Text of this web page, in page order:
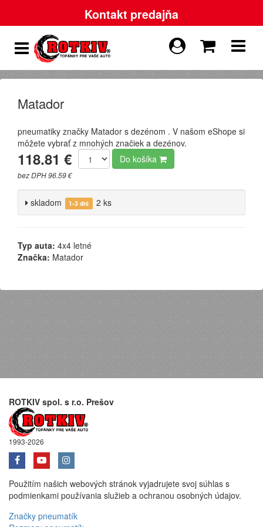
Kontakt predajňa
Matador
pneumatiky značky Matador s dezénom . V našom eShope si
môžete vybrať z mnohých značiek a dezénov.
118.81 €
bez DPH 96.59 €
Do košíka
skladom 1-3 dni 2 ks
Typ auta: 4x4 letné
Značka: Matador
ROTKIV spol. s r.o. Prešov
1993-2026
Použitím našich webových stránok vyjadrujete svoj súhlas s
podmienkami používania služieb a ochranou osobných údajov.
Značky pneumatík